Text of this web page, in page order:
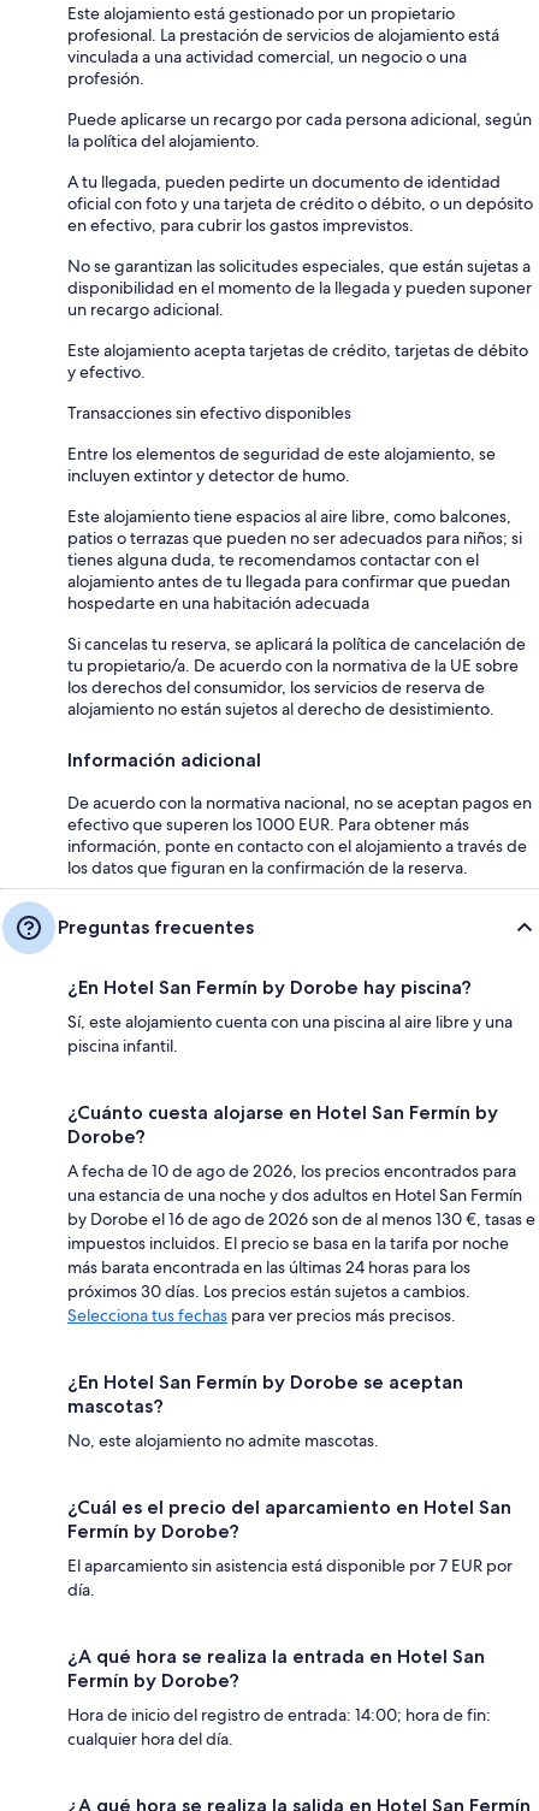
Este alojamiento está gestionado por un propietario
profesional. La prestación de servicios de alojamiento está
vinculada a una actividad comercial, un negocio o una
profesión.
Puede aplicarse un recargo por cada persona adicional, según
la política del alojamiento.
A tu llegada, pueden pedirte un documento de identidad
oficial con foto y una tarjeta de crédito o débito, o un depósito
en efectivo, para cubrir los gastos imprevistos.
No se garantizan las solicitudes especiales, que están sujetas a
disponibilidad en el momento de la llegada y pueden suponer
un recargo adicional.
Este alojamiento acepta tarjetas de crédito, tarjetas de débito
y efectivo.
Transacciones sin efectivo disponibles
Entre los elementos de seguridad de este alojamiento, se
incluyen extintor y detector de humo.
Este alojamiento tiene espacios al aire libre, como balcones,
patios o terrazas que pueden no ser adecuados para niños; si
tienes alguna duda, te recomendamos contactar con el
alojamiento antes de tu llegada para confirmar que puedan
hospedarte en una habitación adecuada
Si cancelas tu reserva, se aplicará la política de cancelación de
tu propietario/a. De acuerdo con la normativa de la UE sobre
los derechos del consumidor, los servicios de reserva de
alojamiento no están sujetos al derecho de desistimiento.
Información adicional
De acuerdo con la normativa nacional, no se aceptan pagos en
efectivo que superen los 1000 EUR. Para obtener más
información, ponte en contacto con el alojamiento a través de
los datos que figuran en la confirmación de la reserva.
Preguntas frecuentes
¿En Hotel San Fermín by Dorobe hay piscina?
Sí, este alojamiento cuenta con una piscina al aire libre y una
piscina infantil.
¿Cuánto cuesta alojarse en Hotel San Fermín by
Dorobe?
A fecha de 10 de ago de 2026, los precios encontrados para
una estancia de una noche y dos adultos en Hotel San Fermín
by Dorobe el 16 de ago de 2026 son de al menos 130 €, tasas e
impuestos incluidos. El precio se basa en la tarifa por noche
más barata encontrada en las últimas 24 horas para los
próximos 30 días. Los precios están sujetos a cambios.
Selecciona tus fechas para ver precios más precisos.
¿En Hotel San Fermín by Dorobe se aceptan
mascotas?
No, este alojamiento no admite mascotas.
¿Cuál es el precio del aparcamiento en Hotel San
Fermín by Dorobe?
El aparcamiento sin asistencia está disponible por 7 EUR por
día.
¿A qué hora se realiza la entrada en Hotel San
Fermín by Dorobe?
Hora de inicio del registro de entrada: 14:00; hora de fin:
cualquier hora del día.
¿A qué hora se realiza la salida en Hotel San Fermín